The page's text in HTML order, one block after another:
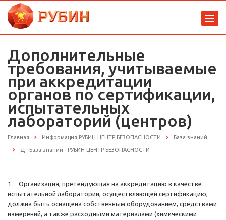
Дополнительные
требования, учитываемые
при аккредитации
органов по сертификации,
испытательных
лабораторий (центров)
Главная Информация РУБИН ЦЕНТР БЕЗОПАСНОСТИ База знаний
Д - База знаний - РУБИН ЦЕНТР БЕЗОПАСНОСТИ
1. Организация, претендующая на аккредитацию в качестве
испытательной лаборатории, осуществляющей сертификацию,
должна быть оснащена собственным оборудованием, средствами
измерений, а также расходными материалами (химическими